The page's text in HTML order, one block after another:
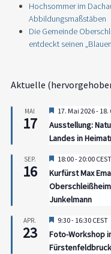
Hochsommer im
Abbildungsmaßstäben
Die Gemeinde
entdeckt seinen
Aktuelle
MAI
17
Hervorgehoben
17. Mai 2026- 18.
Ausstellung:
Landes in
SEP.
16
Hervorgehoben
18:00-20:00 CEST
Kurfürst Max
Junkelmann
APR.
23
Hervorgehoben
9:30- 16:30 CEST
Foto-Workshop